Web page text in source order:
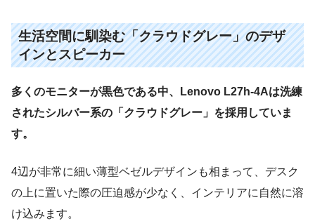
生活空間に馴染む「クラウドグレー」のデザ
インとスピーカー
多くのモニターが黒色である中、Lenovo L27h-4Aは洗練
されたシルバー系の「クラウドグレー」を採用していま
す。
4辺が非常に細い薄型ベゼルデザインも相まって、デスク
の上に置いた際の圧迫感が少なく、インテリアに自然に溶
け込みます。